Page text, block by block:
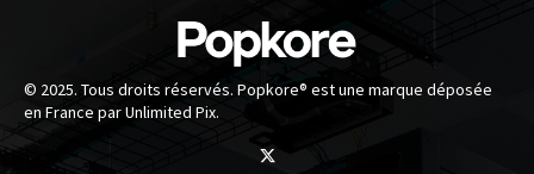
© 2025. Tous droits réservés. Popkore® est une marque déposée
en France par Unlimited Pix.